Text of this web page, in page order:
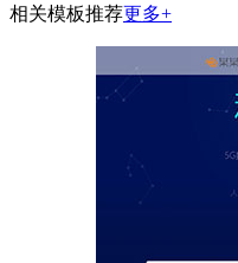
相关模板推荐更多+